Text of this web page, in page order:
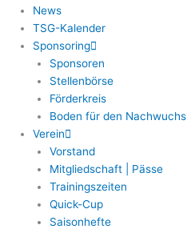
News
TSG-Kalender
Sponsoring
Sponsoren
Stellenbörse
Förderkreis
Boden für den Nachwuchs
Verein
Vorstand
Mitgliedschaft | Pässe
Trainingszeiten
Quick-Cup
Saisonhefte